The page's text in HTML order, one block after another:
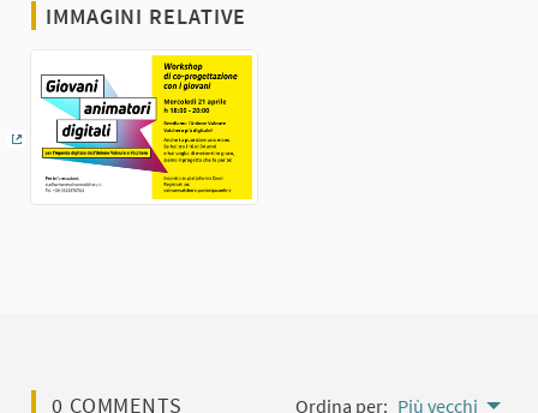
IMMAGINI RELATIVE
(Collegamento esterno)
0 COMMENTS Ordina per: Più vecchi